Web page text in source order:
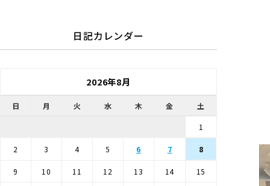
日記カレンダー
2026年8月
日 月 火 水 木 金 土
1
2 3 4 5 6 7 8
9 10 11 12 13 14 15